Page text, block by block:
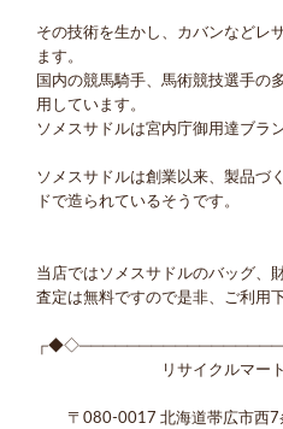
その技術を生かし、カバンなどレ
ます。
国内の競馬騎手、馬術競技選手の
用しています。
ソメスサドルは宮内庁御用達ブラ
ソメスサドルは創業以来、製品づ
ドで造られているそうです。
当店ではソメスサドルのバッグ、
査定は無料ですので是非、ご利用
リサイクルマート
〒080-0017 北海道帯広市西7